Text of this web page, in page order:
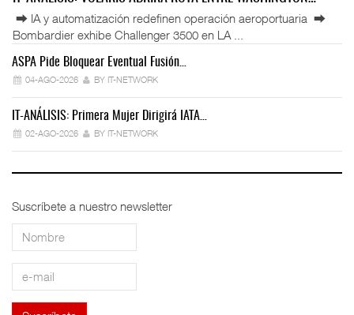
⮕ IA y automatización redefinen operación aeroportuaria ⮕
Bombardier exhibe Challenger 3500 en LA ...
ASPA Pide Bloquear Eventual Fusión…
04-AGO-2026 BY IT-NETWORK
IT-ANÁLISIS: Primera Mujer Dirigirá IATA…
02-AGO-2026 BY IT-NETWORK
Suscríbete a nuestro newsletter